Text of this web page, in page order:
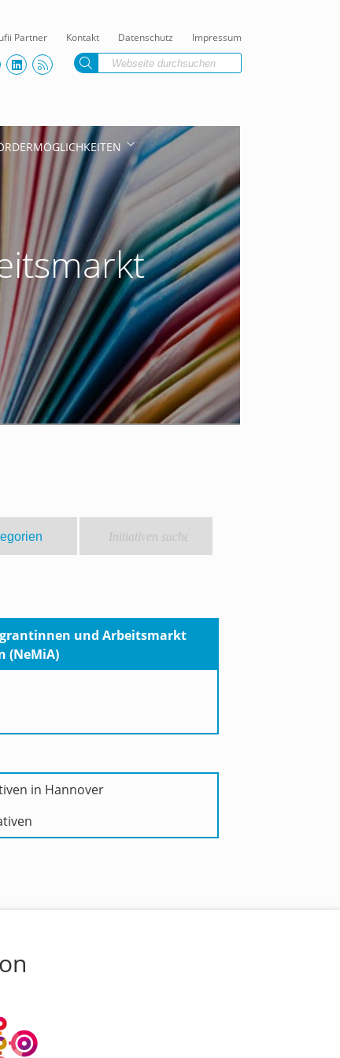
Impressum
Datenschutz
Kontakt
Partner
und Arbeitsmarkt
(NeMiA)
in Hannover